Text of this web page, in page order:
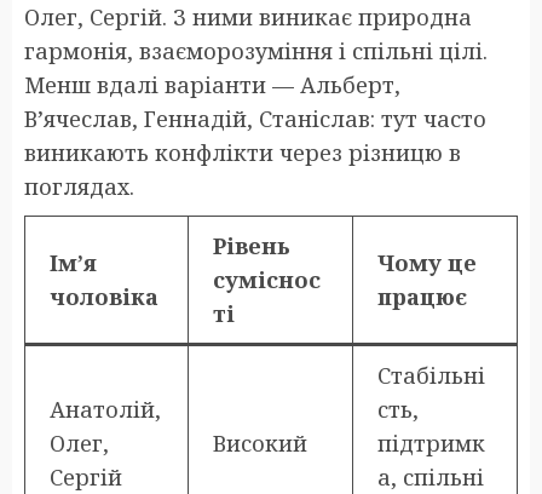
Олег, Сергій. З ними виникає природна
гармонія, взаєморозуміння і спільні цілі.
Менш вдалі варіанти — Альберт,
В’ячеслав, Геннадій, Станіслав: тут часто
виникають конфлікти через різницю в
поглядах.
Ім’я
чоловіка
Рівень
суміснос
ті
Чому це
працює
Анатолій,
Олег,
Сергій
Високий
Стабільні
сть,
підтримк
а, спільні